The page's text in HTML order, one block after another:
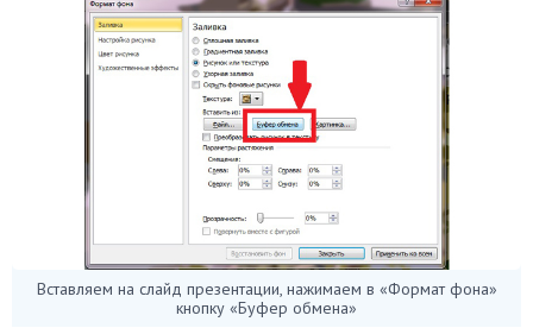
Вставляем на слайд презентации, нажимаем в «Формат фона»
кнопку «Буфер обмена»